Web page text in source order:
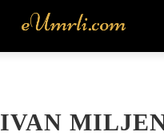
IVAN